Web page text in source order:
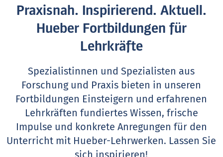
Praxisnah. Inspirierend. Aktuell.
Hueber Fortbildungen für
Lehrkräfte
Spezialistinnen und Spezialisten aus
Forschung und Praxis bieten in unseren
Fortbildungen Einsteigern und erfahrenen
Lehrkräften fundiertes Wissen, frische
Impulse und konkrete Anregungen für den
Unterricht mit Hueber-Lehrwerken. Lassen Sie
sich inspirieren!